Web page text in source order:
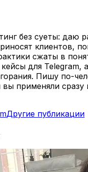
без суеты: даю
клиентов,
сжаты в
для Telegram,
Пишу по-
применяли сразу
Другие публикации